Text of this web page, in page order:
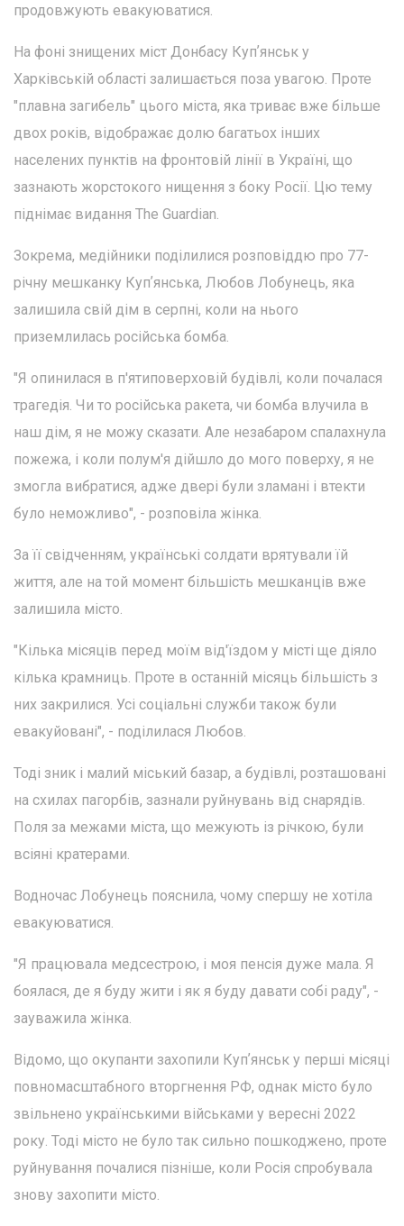
продовжують евакуюватися.
На фоні знищених міст Донбасу Купʼянськ у
Харківській області залишається поза увагою. Проте
"плавна загибель" цього міста, яка триває вже більше
двох років, відображає долю багатьох інших
населених пунктів на фронтовій лінії в Україні, що
зазнають жорстокого нищення з боку Росії. Цю тему
піднімає видання The Guardian.
Зокрема, медійники поділилися розповіддю про 77-
річну мешканку Купʼянська, Любов Лобунець, яка
залишила свій дім в серпні, коли на нього
приземлилась російська бомба.
"Я опинилася в п'ятиповерховій будівлі, коли почалася
трагедія. Чи то російська ракета, чи бомба влучила в
наш дім, я не можу сказати. Але незабаром спалахнула
пожежа, і коли полум'я дійшло до мого поверху, я не
змогла вибратися, адже двері були зламані і втекти
було неможливо", - розповіла жінка.
За її свідченням, українські солдати врятували їй
життя, але на той момент більшість мешканців вже
залишила місто.
"Кілька місяців перед моїм від'їздом у місті ще діяло
кілька крамниць. Проте в останній місяць більшість з
них закрилися. Усі соціальні служби також були
евакуйовані", - поділилася Любов.
Тоді зник і малий міський базар, а будівлі, розташовані
на схилах пагорбів, зазнали руйнувань від снарядів.
Поля за межами міста, що межують із річкою, були
всіяні кратерами.
Водночас Лобунець пояснила, чому спершу не хотіла
евакуюватися.
"Я працювала медсестрою, і моя пенсія дуже мала. Я
боялася, де я буду жити і як я буду давати собі раду", -
зауважила жінка.
Відомо, що окупанти захопили Купʼянськ у перші місяці
повномасштабного вторгнення РФ, однак місто було
звільнено українськими військами у вересні 2022
року. Тоді місто не було так сильно пошкоджено, проте
руйнування почалися пізніше, коли Росія спробувала
знову захопити місто.